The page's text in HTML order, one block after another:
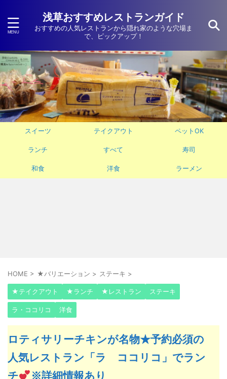
浅草おすすめレストランガイド
おすすめの人気レストランから隠れ家のような穴場ま
で、ピックアップ！
スイーツ テイクアウト ペットOK
ランチ すべて 寿司
和食 洋食 ラーメン
HOME > ★バリエーション > ステーキ >
★テイクアウト ★ランチ ★レストラン ステーキ
ラ・ココリコ 洋食
ロティサリーチキンが名物★予約必須の
人気レストラン「ラ ココリコ」でラン
チ
※詳細情報あり